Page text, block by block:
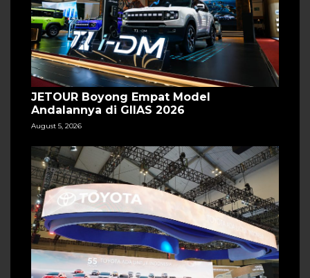
JETOUR Boyong Empat Model
Andalannya di GIIAS 2026
August 5, 2026